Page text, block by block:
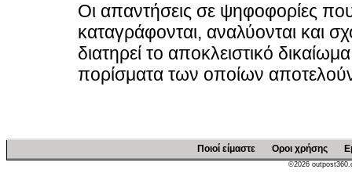
Οι απαντήσεις σε ψηφοφορίες
καταγράφονται, αναλύονται και
διατηρεί το αποκλειστικό
πορίσματα των οποίων αποτελούν
Ποιοί είμαστε Οροι χρήσης
©2026